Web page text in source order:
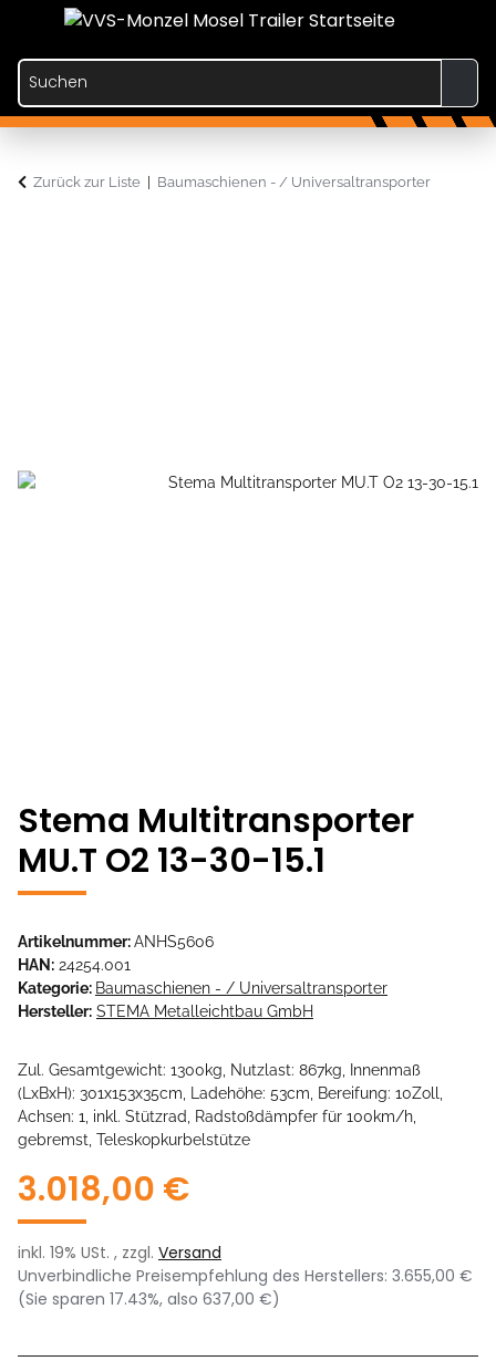
Zurück zur Liste Baumaschienen - / Universaltransporter
Stema Multitransporter
MU.T O2 13-30-15.1
Artikelnummer:ANHS5606
HAN: 24254.001
Kategorie: Baumaschienen - / Universaltransporter
Hersteller: STEMA Metalleichtbau GmbH
Zul. Gesamtgewicht: 1300kg, Nutzlast: 867kg, Innenmaß
(LxBxH): 301x153x35cm, Ladehöhe: 53cm, Bereifung: 10Zoll,
Achsen: 1, inkl. Stützrad, Radstoßdämpfer für 100km/h,
gebremst, Teleskopkurbelstütze
3.018,00 €
inkl. 19% USt. , zzgl. Versand
Unverbindliche Preisempfehlung des Herstellers: 3.655,00 €
(Sie sparen 17.43%, also 637,00 €)